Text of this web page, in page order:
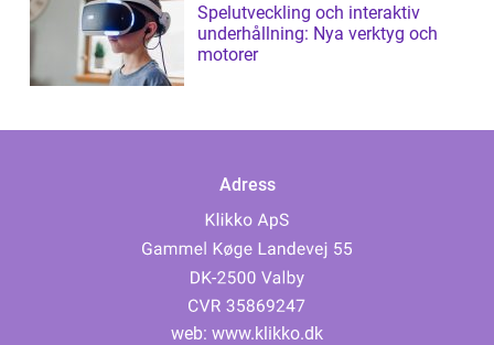
Spelutveckling och interaktiv
underhållning: Nya verktyg och
motorer
Adress
web: www.klikko.dk